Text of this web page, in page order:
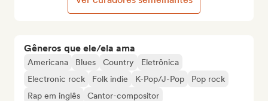
Gêneros que ele/ela ama
Americana Blues Country
Eletrônica
Electronic rock
Folk indie K-Pop/J-Pop
Pop rock
Rap em inglês
Cantor-compositor